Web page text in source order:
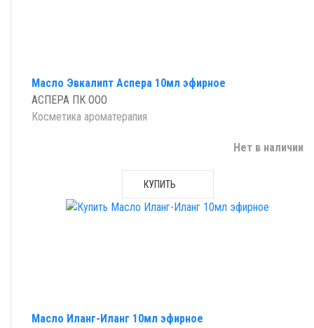
Масло Эвкалипт Аспера 10мл эфирное
АСПЕРА ПК ООО
Косметика ароматерапия
Нет в наличии
КУПИТЬ
Масло Иланг-Иланг 10мл эфирное